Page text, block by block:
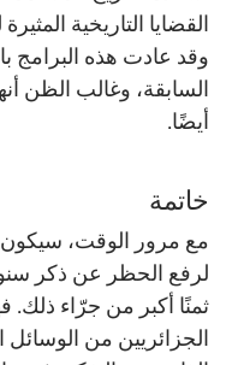
القضايا التاريخية
وقد عادت هذه البرامج
السابقة، وغالب الظن
أيضًا.
خاتمة
مع مرور الوقت، سيكون
لرفع الحظر عن ذكر
ثمنًا أكبر من جرّاء
الجزائريين من الوسائل